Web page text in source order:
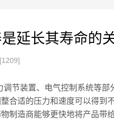
延长其寿命的
[1209]
节装置、电气控制系统等
合适的压力和速度可以得到
造商能够更快地将产品带